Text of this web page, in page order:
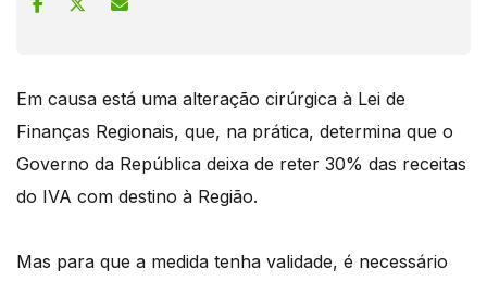
Em causa está uma alteração cirúrgica à Lei de
Finanças Regionais, que, na prática, determina que o
Governo da República deixa de reter 30% das receitas
do IVA com destino à Região.
Mas para que a medida tenha validade, é necessário